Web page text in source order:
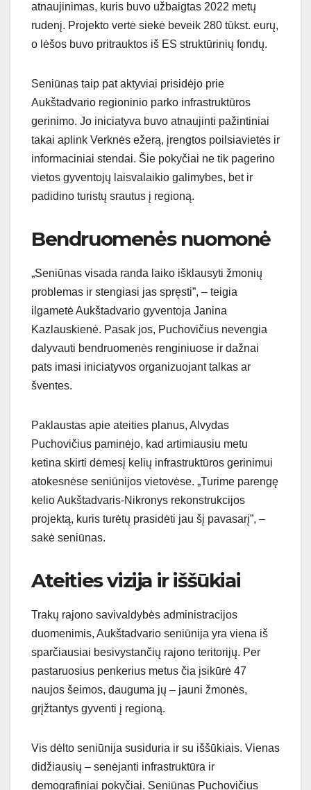
atnaujinimas, kuris buvo užbaigtas 2022 metų
rudenį. Projekto vertė siekė beveik 280 tūkst. eurų,
o lėšos buvo pritrauktos iš ES struktūrinių fondų.
Seniūnas taip pat aktyviai prisidėjo prie
Aukštadvario regioninio parko infrastruktūros
gerinimo. Jo iniciatyva buvo atnaujinti pažintiniai
takai aplink Verknės ežerą, įrengtos poilsiavietės ir
informaciniai stendai. Šie pokyčiai ne tik pagerino
vietos gyventojų laisvalaikio galimybes, bet ir
padidino turistų srautus į regioną.
Bendruomenės nuomonė
„Seniūnas visada randa laiko išklausyti žmonių
problemas ir stengiasi jas spręsti”, – teigia
ilgametė Aukštadvario gyventoja Janina
Kazlauskienė. Pasak jos, Puchovičius nevengia
dalyvauti bendruomenės renginiuose ir dažnai
pats imasi iniciatyvos organizuojant talkas ar
šventes.
Paklaustas apie ateities planus, Alvydas
Puchovičius paminėjo, kad artimiausiu metu
ketina skirti dėmesį kelių infrastruktūros gerinimui
atokesnėse seniūnijos vietovėse. „Turime parengę
kelio Aukštadvaris-Nikronys rekonstrukcijos
projektą, kuris turėtų prasidėti jau šį pavasarį”, –
sakė seniūnas.
Ateities vizija ir iššūkiai
Trakų rajono savivaldybės administracijos
duomenimis, Aukštadvario seniūnija yra viena iš
sparčiausiai besivystančių rajono teritorijų. Per
pastaruosius penkerius metus čia įsikūrė 47
naujos šeimos, dauguma jų – jauni žmonės,
grįžtantys gyventi į regioną.
Vis dėlto seniūnija susiduria ir su iššūkiais. Vienas
didžiausių – senėjanti infrastruktūra ir
demografiniai pokyčiai. Seniūnas Puchovičius